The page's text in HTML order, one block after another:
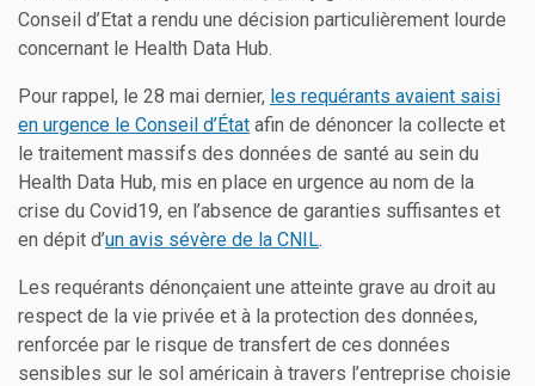
Conseil d’Etat a rendu une décision particulièrement lourde
concernant le Health Data Hub.
Pour rappel, le 28 mai dernier, les requérants avaient saisi
en urgence le Conseil d’État afin de dénoncer la collecte et
le traitement massifs des données de santé au sein du
Health Data Hub, mis en place en urgence au nom de la
crise du Covid19, en l’absence de garanties suffisantes et
en dépit d’un avis sévère de la CNIL.
Les requérants dénonçaient une atteinte grave au droit au
respect de la vie privée et à la protection des données,
renforcée par le risque de transfert de ces données
sensibles sur le sol américain à travers l’entreprise choisie